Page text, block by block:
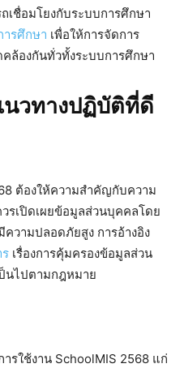
เชื่อมโยงกับระบบการศึกษา
ารศึกษา เพื่อให้การจัดการ
ล้องกันทั่วทั้งระบบการศึกษา
นวทางปฏิบัติที่ดี
ต้องให้ความสำคัญกับความ
รเปิดเผยข้อมูลส่วนบุคคลโดย
วามปลอดภัยสูง การอ้างอิง
เรื่องการคุ้มครองข้อมูลส่วน
นไปตามกฎหมาย
รใช้งาน SchoolMIS 2568 แก่